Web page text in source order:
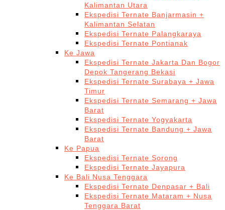
Kalimantan Utara
Ekspedisi Ternate Banjarmasin +
Kalimantan Selatan
Ekspedisi Ternate Palangkaraya
Ekspedisi Ternate Pontianak
Ke Jawa
Ekspedisi Ternate Jakarta Dan Bogor
Depok Tangerang Bekasi
Ekspedisi Ternate Surabaya + Jawa
Timur
Ekspedisi Ternate Semarang + Jawa
Barat
Ekspedisi Ternate Yogyakarta
Ekspedisi Ternate Bandung + Jawa
Barat
Ke Papua
Ekspedisi Ternate Sorong
Ekspedisi Ternate Jayapura
Ke Bali Nusa Tenggara
Ekspedisi Ternate Denpasar + Bali
Ekspedisi Ternate Mataram + Nusa
Tenggara Barat